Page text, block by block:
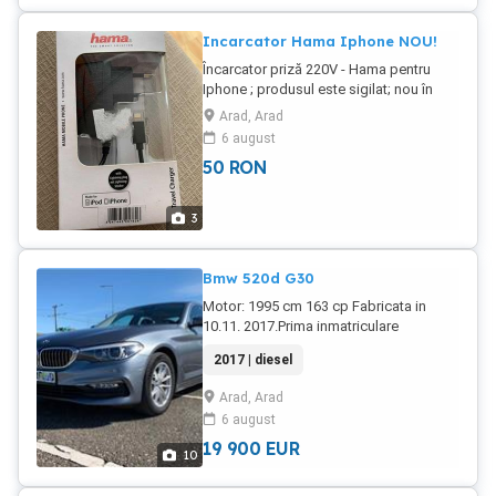
3
Incarcator Hama Iphone NOU!
Încarcator priză 220V - Hama pentru
Iphone ; produsul este sigilat; nou în
cutie.Arad, Arad
6 august
50 RON
10
Bmw 520d G30
Motor: 1995 cm 163 cp Fabricata in
10.11. 2017.Prima inmatriculare
decembrie 2021. Serie sasiu:
WBAJC31030WB79594 Dotari : -Abs
Esp+Sistem monitorizare presiune
pneuri -Bluetooth Telefon Voice control
-Camera pentru parcare spate -
Control antiderapare -Control electronic
2017 | diesel
Arad, Arad
6 august
19 900 EUR